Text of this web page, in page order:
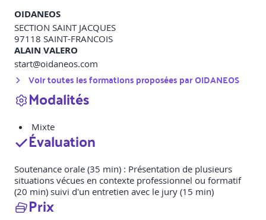
OIDANEOS
SECTION SAINT JACQUES
97118 SAINT-FRANCOIS
ALAIN VALERO
start@oidaneos.com
Voir toutes les formations proposées parOIDANEOS
Modalités
Mixte
Évaluation
Soutenance orale (35 min) : Présentation de plusieurs
situations vécues en contexte professionnel ou formatif
(20 min) suivi d'un entretien avec le jury (15 min)
Prix